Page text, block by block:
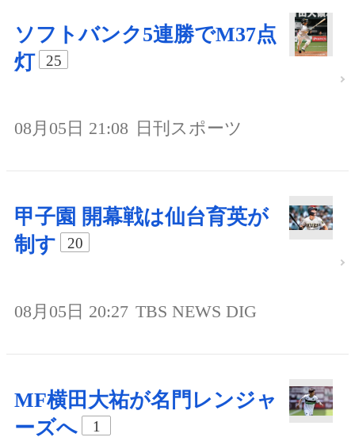
ソフトバンク5連勝でM37点
灯
25
08月05日 21:08 日刊スポーツ
甲子園 開幕戦は仙台育英が
制す
20
08月05日 20:27 TBS NEWS DIG
MF横田大祐が名門レンジャ
ーズへ
1